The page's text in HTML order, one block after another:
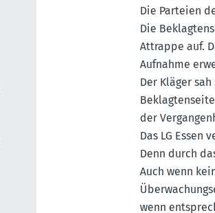
Die Parteien
Die
Attrappe auf.
Aufnahme
Der Kläger
der
Das LG Essen
Denn durch
Auch wenn
wenn